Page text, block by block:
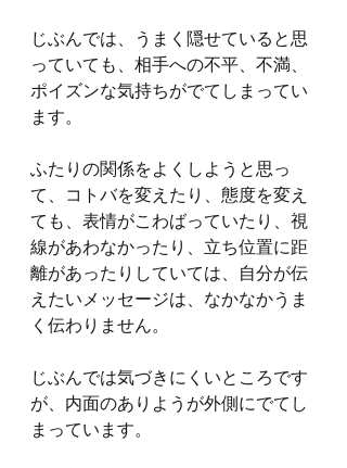
じぶんでは、うまく隠せていると思
っていても、相手への不平、不満、
ポイズンな気持ちがでてしまってい
ます。
ふたりの関係をよくしようと思っ
て、コトバを変えたり、態度を変え
ても、表情がこわばっていたり、視
線があわなかったり、立ち位置に距
離があったりしていては、自分が伝
えたいメッセージは、なかなかうま
く伝わりません。
じぶんでは気づきにくいところです
が、内面のありようが外側にでてし
まっています。